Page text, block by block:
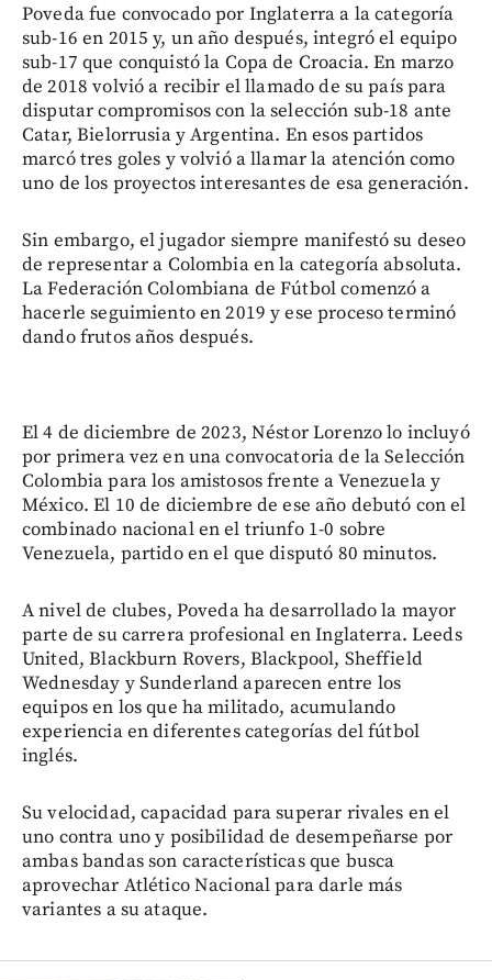
Poveda fue convocado por Inglaterra a la categoría
sub-16 en 2015 y, un año después, integró el equipo
sub-17 que conquistó la Copa de Croacia. En marzo
de 2018 volvió a recibir el llamado de su país para
disputar compromisos con la selección sub-18 ante
Catar, Bielorrusia y Argentina. En esos partidos
marcó tres goles y volvió a llamar la atención como
uno de los proyectos interesantes de esa generación.
Sin embargo, el jugador siempre manifestó su deseo
de representar a Colombia en la categoría absoluta.
La Federación Colombiana de Fútbol comenzó a
hacerle seguimiento en 2019 y ese proceso terminó
dando frutos años después.
El 4 de diciembre de 2023, Néstor Lorenzo lo incluyó
por primera vez en una convocatoria de la Selección
Colombia para los amistosos frente a Venezuela y
México. El 10 de diciembre de ese año debutó con el
combinado nacional en el triunfo 1-0 sobre
Venezuela, partido en el que disputó 80 minutos.
A nivel de clubes, Poveda ha desarrollado la mayor
parte de su carrera profesional en Inglaterra. Leeds
United, Blackburn Rovers, Blackpool, Sheffield
Wednesday y Sunderland aparecen entre los
equipos en los que ha militado, acumulando
experiencia en diferentes categorías del fútbol
inglés.
Su velocidad, capacidad para superar rivales en el
uno contra uno y posibilidad de desempeñarse por
ambas bandas son características que busca
aprovechar Atlético Nacional para darle más
variantes a su ataque.